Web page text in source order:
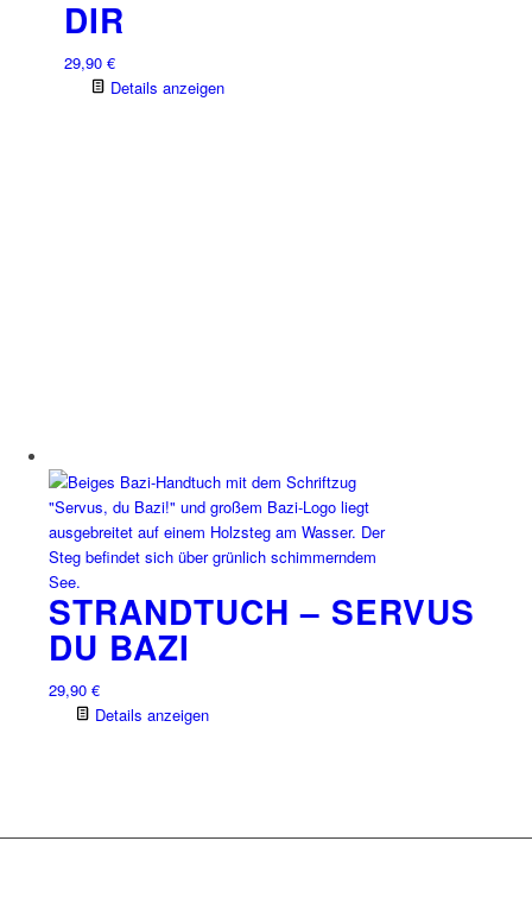
DIR
29,90 €
Details anzeigen
STRANDTUCH – SERVUS
DU BAZI
29,90 €
Details anzeigen